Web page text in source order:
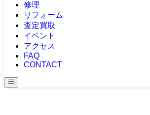
修理
リフォーム
査定買取
イベント
アクセス
FAQ
CONTACT